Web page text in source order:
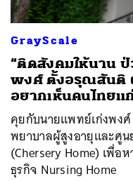
GrayScale
“ติดสังคมให้นาน ป่
พงศ์ ตั้งอรุณสันติ
อยากเห็นคนไทยแ
คุยกับนายแพทย์เก่งพง
พยาบาลผู้สูงอายุและศู
(Chersery Home) เพื่อ
ธุรกิจ Nursing Home